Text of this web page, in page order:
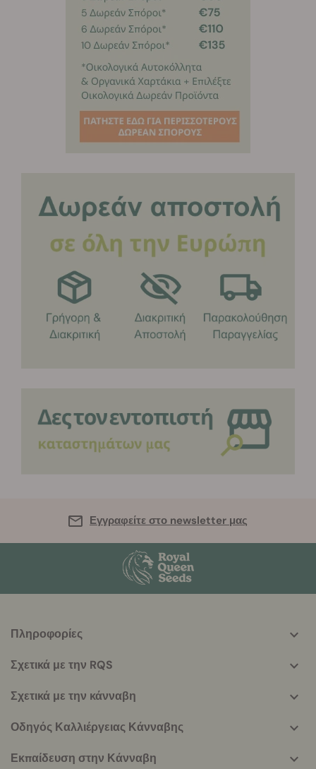
Εγγραφείτε στο newsletter μας
More
info
Πληροφορίες
Σχετικά με την RQS
Σχετικά με την κάνναβη
Οδηγός Καλλιέργειας Κάνναβης
Εκπαίδευση στην Κάνναβη